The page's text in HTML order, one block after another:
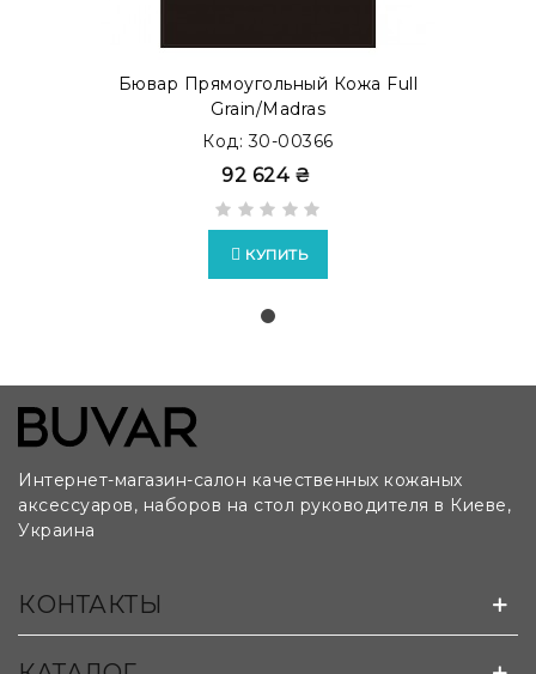
лекалам и чертежам клиента:
Бювар Прямоугольный Кожа Full
Grain/Madras
Код: 30-00366
92 624 ₴
КУПИТЬ
Интернет-магазин-салон качественных кожаных
аксессуаров, наборов на стол руководителя в Киеве,
Украина
КОНТАКТЫ